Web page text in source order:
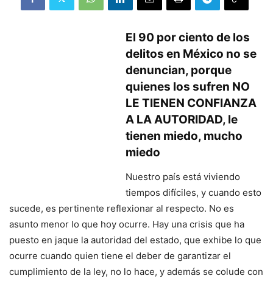
El 90 por ciento de los
delitos en México no se
denuncian, porque
quienes los sufren NO
LE TIENEN CONFIANZA
A LA AUTORIDAD, le
tienen miedo, mucho
miedo
Nuestro país está viviendo
tiempos difíciles, y cuando esto
sucede, es pertinente reflexionar al respecto. No es
asunto menor lo que hoy ocurre. Hay una crisis que ha
puesto en jaque la autoridad del estado, que exhibe lo que
ocurre cuando quien tiene el deber de garantizar el
cumplimiento de la ley, no lo hace, y además se colude con